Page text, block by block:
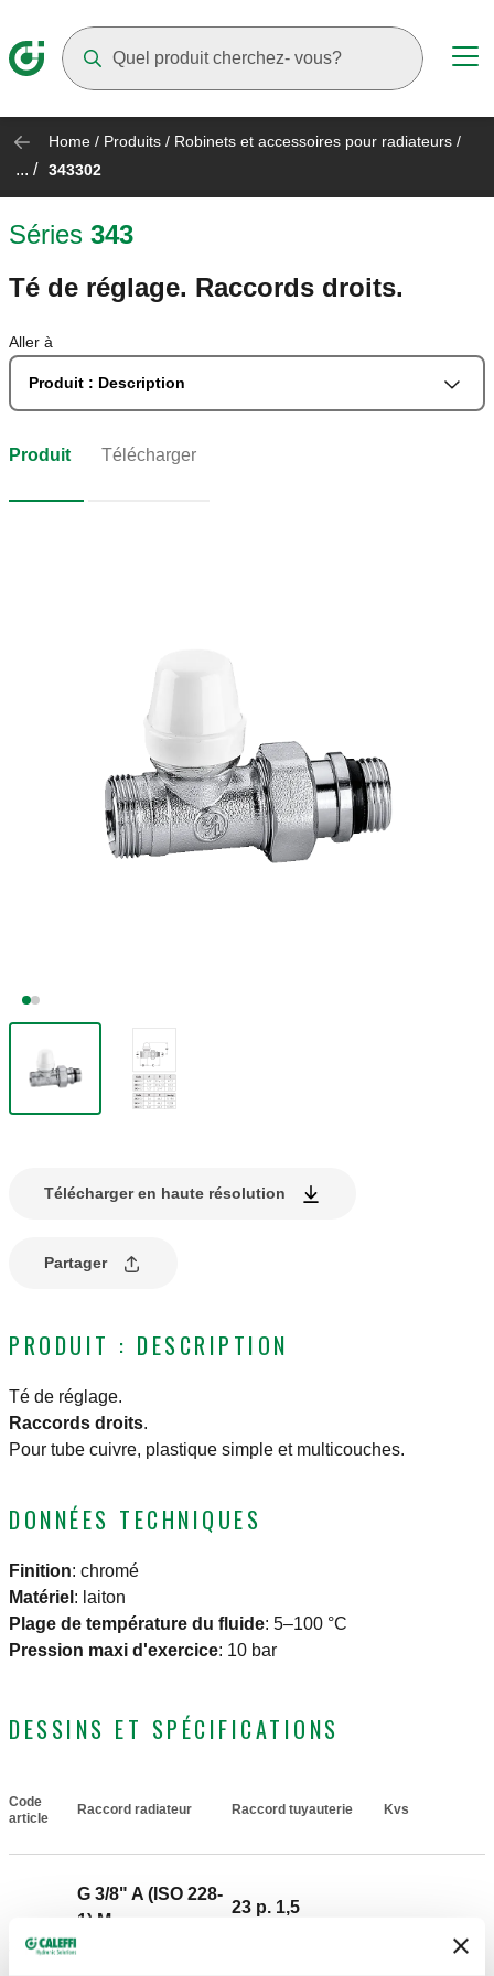
Home / Produits / Robinets et accessoires pour radiateurs /
... / 343302
Séries 343
Té de réglage. Raccords droits.
Aller à
Produit : Description
Produit Télécharger
Télécharger en haute résolution
Partager
PRODUIT : DESCRIPTION
Té de réglage.
Raccords droits.
Pour tube cuivre, plastique simple et multicouches.
DONNÉES TECHNIQUES
Finition: chromé
Matériel : laiton
Plage de température du fluide: 5–100 °C
Pression maxi d'exercice: 10 bar
DESSINS ET SPÉCIFICATIONS
Code
article
Raccord radiateur Raccord tuyauterie Kvs
343302
G 3/8" A (ISO 228-
1) M
23 p. 1,5